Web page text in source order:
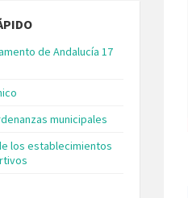
de Andalucía 17
municipales
los establecimientos